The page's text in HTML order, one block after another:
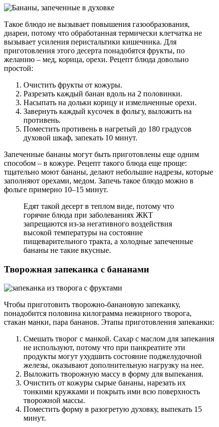
Такое блюдо не вызывает повышения газообразования,
диареи, потому что обработанная термически клетчатка не
вызывает усиления перистальтики кишечника. Для
приготовления этого десерта понадобятся фрукты, по
желанию – мед, корица, орехи. Рецепт блюда довольно
простой:
Очистить фрукты от кожуры.
Разрезать каждый банан вдоль на 2 половинки.
Насыпать на дольки корицу и измельченные орехи.
Завернуть каждый кусочек в фольгу, выложить на
противень.
Поместить противень в нагретый до 180 градусов
духовой шкаф, запекать 10 минут.
Запеченные бананы могут быть приготовлены еще одним
способом – в кожуре. Рецепт такого блюда еще проще:
тщательно моют бананы, делают небольшие надрезы, которые
заполняют орехами, медом. Запечь такое блюдо можно в
фольге примерно 10–15 минут.
Едят такой десерт в теплом виде, потому что
горячие блюда при заболеваниях ЖКТ
запрещаются из-за негативного воздействия
высокой температуры на состояние
пищеварительного тракта, а холодные запеченные
бананы не такие вкусные.
Творожная запеканка с бананами
Чтобы приготовить творожно-банановую запеканку,
понадобится половина килограмма нежирного творога,
стакан манки, пара бананов. Этапы приготовления запеканки:
Смешать творог с манкой. Сахар с маслом для запекания
не используют, потому что при панкреатите эти
продукты могут ухудшить состояние поджелудочной
железы, оказывают дополнительную нагрузку на нее.
Выложить творожную массу в форму для выпекания.
Очистить от кожуры сырые бананы, нарезать их
тонкими кружками и покрыть ими всю поверхность
творожной массы.
Поместить форму в разогретую духовку, выпекать 15
минут.